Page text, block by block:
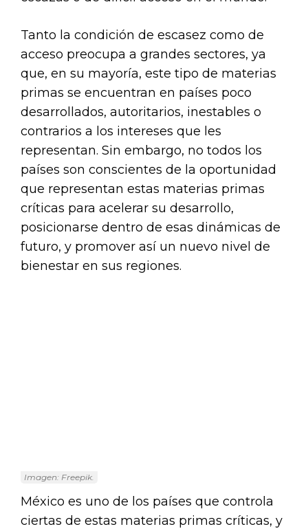
Tanto la condición de escasez como de
acceso preocupa a grandes sectores, ya
que, en su mayoría, este tipo de materias
primas se encuentran en países poco
desarrollados, autoritarios, inestables o
contrarios a los intereses que les
representan. Sin embargo, no todos los
países son conscientes de la oportunidad
que representan estas materias primas
críticas para acelerar su desarrollo,
posicionarse dentro de esas dinámicas de
futuro, y promover así un nuevo nivel de
bienestar en sus regiones.
Imagen: Freepik.
México es uno de los países que controla
ciertas de estas materias primas críticas, y